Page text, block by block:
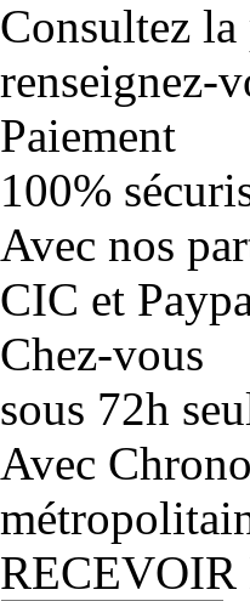
Consultez la
renseignez-
Paiement
100%
Avec nos
CIC et
Chez-vous
sous 72h
Avec